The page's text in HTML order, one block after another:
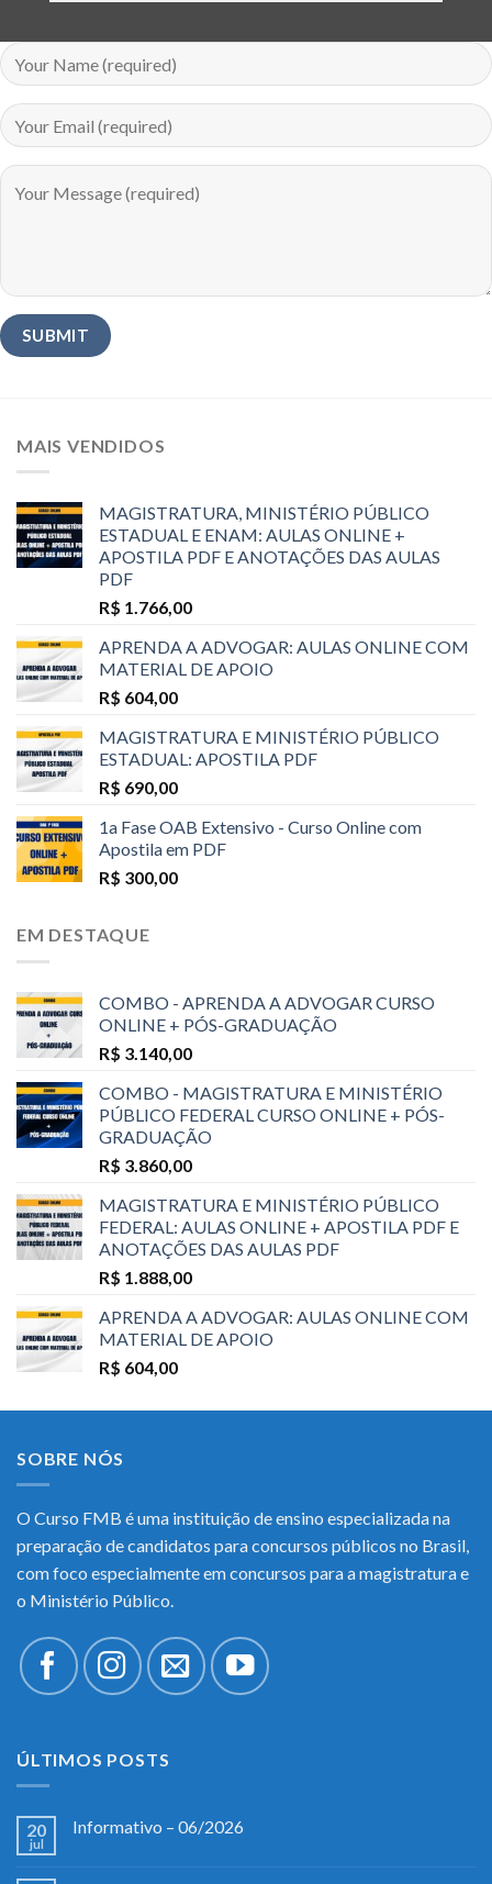
MAIS VENDIDOS
MAGISTRATURA, MINISTÉRIO PÚBLICO
ESTADUAL E ENAM: AULAS ONLINE +
APOSTILA PDF E ANOTAÇÕES DAS AULAS
PDF
R$ 1.766,00
APRENDA A ADVOGAR: AULAS ONLINE COM
MATERIAL DE APOIO
R$ 604,00
MAGISTRATURA E MINISTÉRIO PÚBLICO
ESTADUAL: APOSTILA PDF
R$ 690,00
1a Fase OAB Extensivo - Curso Online com
Apostila em PDF
R$ 300,00
EM DESTAQUE
COMBO - APRENDA A ADVOGAR CURSO
ONLINE + PÓS-GRADUAÇÃO
R$ 3.140,00
COMBO - MAGISTRATURA E MINISTÉRIO
PÚBLICO FEDERAL CURSO ONLINE + PÓS-
GRADUAÇÃO
R$ 3.860,00
MAGISTRATURA E MINISTÉRIO PÚBLICO
FEDERAL: AULAS ONLINE + APOSTILA PDF E
ANOTAÇÕES DAS AULAS PDF
R$ 1.888,00
APRENDA A ADVOGAR: AULAS ONLINE COM
MATERIAL DE APOIO
R$ 604,00
SOBRE NÓS
O Curso FMB é uma instituição de ensino especializada na
preparação de candidatos para concursos públicos no Brasil,
com foco especialmente em concursos para a magistratura e
o Ministério Público.
ÚLTIMOS POSTS
20
jul
Informativo – 06/2026